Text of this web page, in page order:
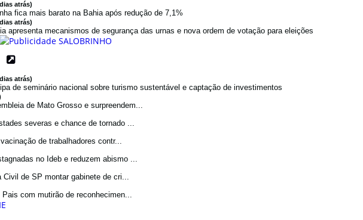
atrás)
fica mais barato na Bahia após redução de 7,1%
atrás)
apresenta mecanismos de segurança das urnas e nova ordem de votação para eleições
atrás)
de seminário nacional sobre turismo sustentável e captação de investimentos
de Mato Grosso e surpreendem...
severas e chance de tornado ...
de trabalhadores contr...
no Ideb e reduzem abismo ...
Civil de SP montar gabinete de cri...
Pais com mutirão de reconhecimen...